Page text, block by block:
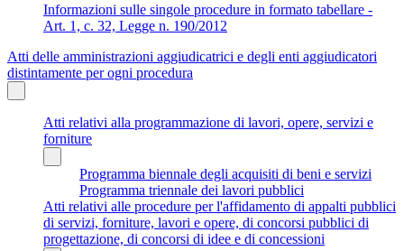
Informazioni sulle singole procedure in formato tabellare -
Art. 1, c. 32, Legge n. 190/2012
Atti delle amministrazioni aggiudicatrici e degli enti aggiudicatori
distintamente per ogni procedura
Atti relativi alla programmazione di lavori, opere, servizi e
forniture
Programma biennale degli acquisiti di beni e servizi
Programma triennale dei lavori pubblici
Atti relativi alle procedure per l'affidamento di appalti pubblici
di servizi, forniture, lavori e opere, di concorsi pubblici di
progettazione, di concorsi di idee e di concessioni